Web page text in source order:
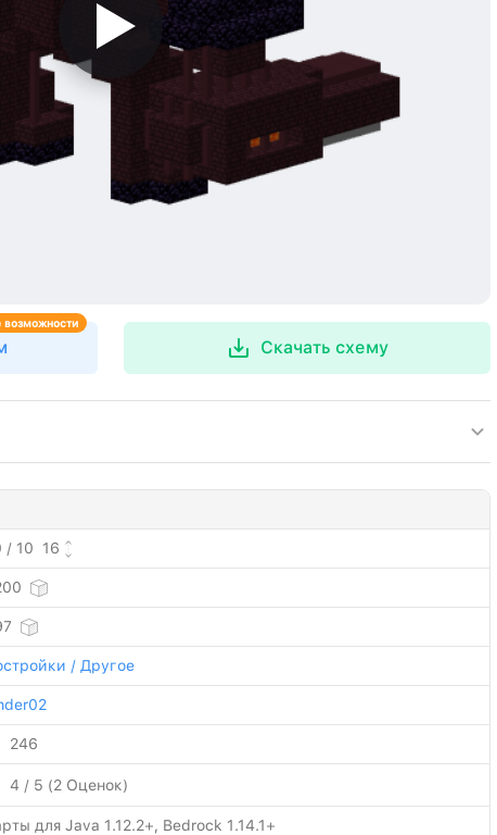
возможности
Скачать схему
/ 10 16
/ Другое
246
4 / 5 (2 Оценок)
для Java 1.12.2+, Bedrock 1.14.1+